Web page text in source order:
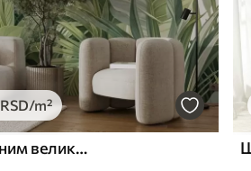
RSD/m²
Тропско лишће са разним великим зеленим листовима, укључујући лишће банане, палмино лишће и друге егзотичне биљне врсте